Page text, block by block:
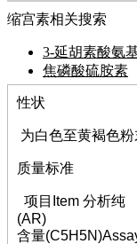
硫
铝
氯
镁
锰
硅烷
林
醚
脒
钠
钼
萘
性状
为白色至黄褐色
质量标准
项目Item 分析纯
(AR)
含量
缩宫素相关搜索
3-延胡素酸氨
焦磷酸硫胺素